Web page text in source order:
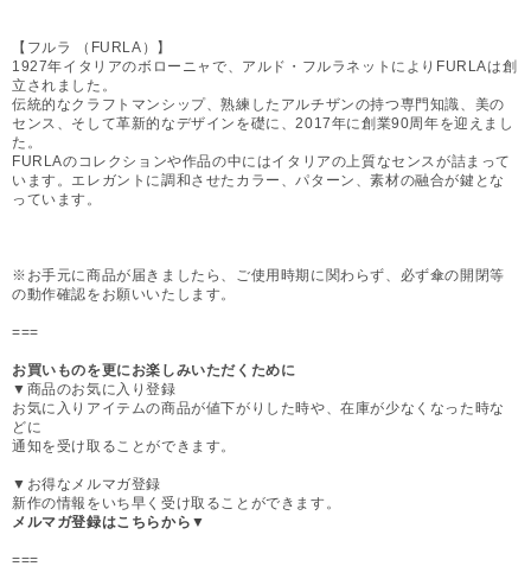
【フルラ （FURLA）】
1927年イタリアのボローニャで、アルド・フルラネットによりFURLAは創
立されました。
伝統的なクラフトマンシップ、熟練したアルチザンの持つ専門知識、美の
センス、そして革新的なデザインを礎に、2017年に創業90周年を迎えまし
た。
FURLAのコレクションや作品の中にはイタリアの上質なセンスが詰まって
います。エレガントに調和させたカラー、パターン、素材の融合が鍵とな
っています。
※お手元に商品が届きましたら、ご使用時期に関わらず、必ず傘の開閉等
の動作確認をお願いいたします。
===
お買いものを更にお楽しみいただくために
▼商品のお気に入り登録
お気に入りアイテムの商品が値下がりした時や、在庫が少なくなった時な
どに
通知を受け取ることができます。
▼お得なメルマガ登録
新作の情報をいち早く受け取ることができます。
メルマガ登録はこちらから▼
===